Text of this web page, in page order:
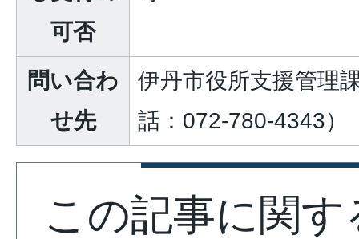
可否
問い合わ
せ先
伊丹市役所支援管理
話：072-780-4343）
この記事に関